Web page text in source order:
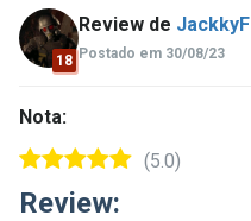
18
Review de
Postado em 30/08/23
Nota:
(5.0)
Review: